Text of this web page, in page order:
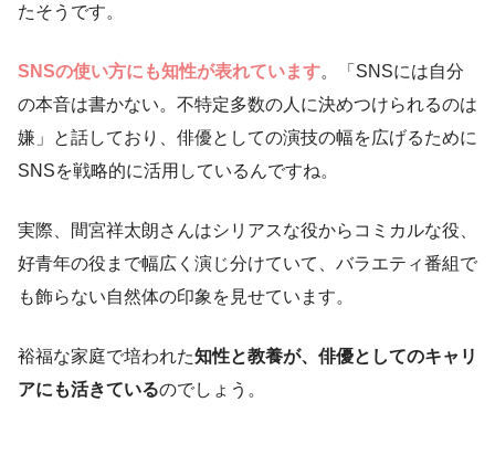
たそうです。
SNSの使い方にも知性が表れています。「SNSには自分
の本音は書かない。不特定多数の人に決めつけられるのは
嫌」と話しており、俳優としての演技の幅を広げるために
SNSを戦略的に活用しているんですね。
実際、間宮祥太朗さんはシリアスな役からコミカルな役、
好青年の役まで幅広く演じ分けていて、バラエティ番組で
も飾らない自然体の印象を見せています。
裕福な家庭で培われた知性と教養が、俳優としてのキャリ
アにも活きているのでしょう。